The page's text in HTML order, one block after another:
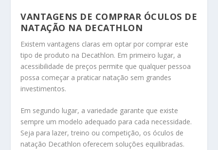
VANTAGENS DE COMPRAR ÓCULOS DE
NATAÇÃO NA DECATHLON
Existem vantagens claras em optar por comprar este
tipo de produto na Decathlon. Em primeiro lugar, a
acessibilidade de preços permite que qualquer pessoa
possa começar a praticar natação sem grandes
investimentos.
Em segundo lugar, a variedade garante que existe
sempre um modelo adequado para cada necessidade.
Seja para lazer, treino ou competição, os óculos de
natação Decathlon oferecem soluções equilibradas.